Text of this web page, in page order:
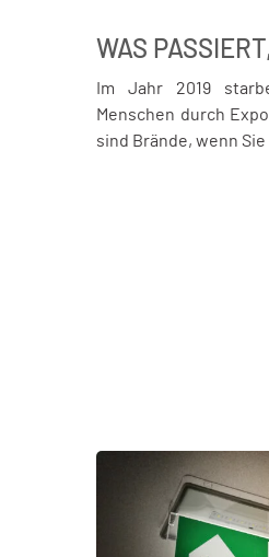
WAS
Im Jahr 2019
Menschen durch
sind Brände, wenn